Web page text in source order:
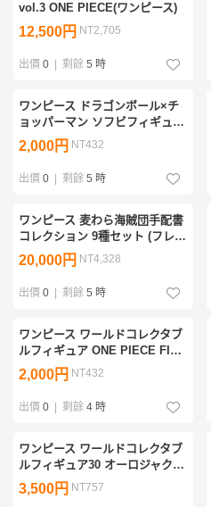
vol.3 ONE PIECE(ワンピース)
12,500円 NT2,705
出價 0 剩餘 5 時
ワンピース ドラゴンボール×チ
ョッパーマン ソフビフィギュア
3 餃子
2,000円 NT432
出價 0 剩餘 5 時
ワンピース 麦わら海賊団手配書
コレクション 9種セット (フレー
ムコレクション)
20,000円 NT4,328
出價 0 剩餘 5 時
ワンピース ワールドコレクタブ
ルフィギュア ONE PIECE FILM
RED1 ウタ
2,000円 NT432
出價 0 剩餘 4 時
ワンピース ワールドコレクタブ
ルフィギュア30 オーロジャクソ
ン号
3,500円 NT757